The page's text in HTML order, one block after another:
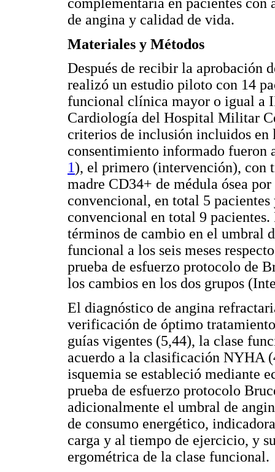
complementaria en pacientes
de angina y calidad de vida.
Materiales y Métodos
Después de recibir la aprobación
realizó un estudio piloto con 14
funcional clínica mayor o igual a
Cardiología del Hospital Militar
criterios de inclusión incluidos
consentimiento informado fueron
1), el primero (intervención), con
madre CD34+ de médula ósea
convencional, en total 5
convencional en total 9
términos de cambio en el umbral
funcional a los seis meses
prueba de esfuerzo protocolo de
los cambios en los dos grupos
El diagnóstico de angina
verificación de óptimo
guías vigentes (5,44), la clase
acuerdo a la clasificación NYHA
isquemia se estableció mediante
prueba de esfuerzo protocolo
adicionalmente el umbral de
de consumo energético,
carga y al tiempo de ejercicio, y
ergométrica de la clase funcional.